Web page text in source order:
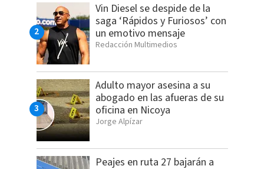
Vin Diesel se despide de la
saga ‘Rápidos y Furiosos’ con
un emotivo mensaje
Redacción Multimedios
Adulto mayor asesina a su
abogado en las afueras de su
oficina en Nicoya
Jorge Alpízar
Peajes en ruta 27 bajarán a